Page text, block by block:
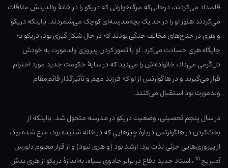
قلمداد می‌کردند، درحالی‌که مرگ‌‌خوارانی که دریکو را در خانهٔ والدینش ملاقات
می‌کردند هنوز او را در حد یک بچه‌‌مدرسه‌ای کوچک می‌شمردند. بااینکه دریکو
و هری در جناح‌های مخالف جنگی بودند که در حال شکل‌گیری بود، دریکو به
جایگاه هری حسادت می‌کرد. او با تصور کردن پیروزی ولدمورت به خودش
دل‌گرمی می‌داد، خانواده‌اش را می‌دید که در سایهٔ حکومت جدید مورد احترام
قرار می‌گیرند و در هاگوارتس از او که فرزند مهم و تأثیرگذار قائم‌مقام
ولدمورت بود استقبال می‌کنند.
در سال پنجم تحصیلی، وضعیت دریکو در مدرسه متحول شد. بااینکه از
بحث‌کردن در هاگوارتس دربارهٔ چیزهایی که در خانه شنیده بود، منع شده بود،
از پیروزی‌هایی جزئی لذت برد: ارشد بود (و هری نبود) و از قرار معلومدلورس
آمبریج 10، استاد جدید دفاع در برابر جادوی سیاه، به‌اندازهٔ دریکو از هری بدش